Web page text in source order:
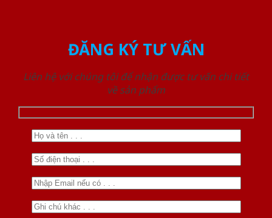
ĐĂNG KÝ TƯ VẤN
Liên hệ với chúng tôi để nhận được tư vấn chi tiết
về sản phẩm